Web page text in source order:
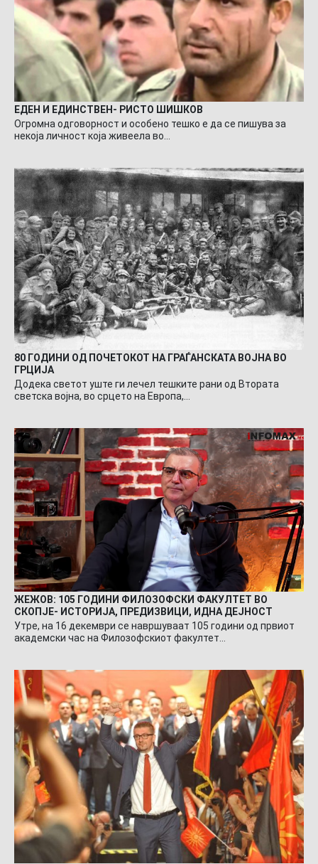
ЕДЕН И ЕДИНСТВЕН- РИСТО ШИШКОВ
Огромна одговорност и особено тешко е да се пишува за
некоја личност која живеела во…
80 ГОДИНИ ОД ПОЧЕТОКОТ НА ГРАЃАНСКАТА ВОЈНА ВО
ГРЦИЈА
Додека светот уште ги лечел тешките рани од Втората
светска војна, во срцето на Европа,…
ЖЕЖОВ: 105 ГОДИНИ ФИЛОЗОФСКИ ФАКУЛТЕТ ВО
СКОПЈЕ- ИСТОРИЈА, ПРЕДИЗВИЦИ, ИДНА ДЕЈНОСТ
Утре, на 16 декември се навршуваат 105 години од првиот
академски час на Филозофскиот факултет…